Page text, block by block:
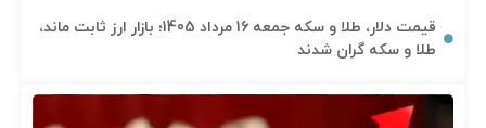
قیمت دلار، طلا و سکه جمعه 16 مرداد 1405؛ بازار ارز ثابت ماند،
طلا و سکه گران شدند